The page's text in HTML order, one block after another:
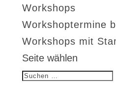
Workshops
Workshoptermine
Workshops mit
Seite wählen